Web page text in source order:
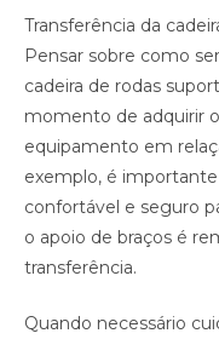
Transferência da
Pensar sobre como
cadeira de rodas
momento de adquirir
equipamento em
exemplo, é
confortável e seguro
o apoio de braços é
transferência.
Quando necessário